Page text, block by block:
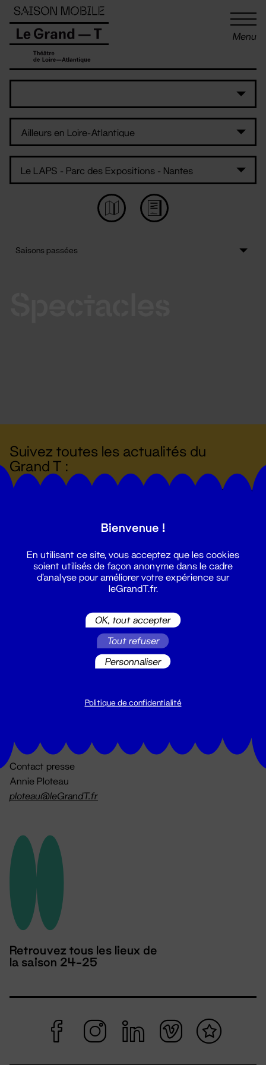
Menu
Suivez toutes les actualités du
Grand T :
billetterie@leGrandT.fr
Du lundi au vendredi 14h → 18h
Contact presse
Annie Ploteau
ploteau@leGrandT.fr
Retrouvez tous les lieux de
la saison 24-25
Panneau de gestion des cookies
Bienvenue !
En utilisant ce site, vous acceptez que les cookies
soient utilisés de façon anonyme dans le cadre
d'analyse pour améliorer votre expérience sur
leGrandT.fr.
OK, tout accepter
Tout refuser
Personnaliser
Politique de confidentialité